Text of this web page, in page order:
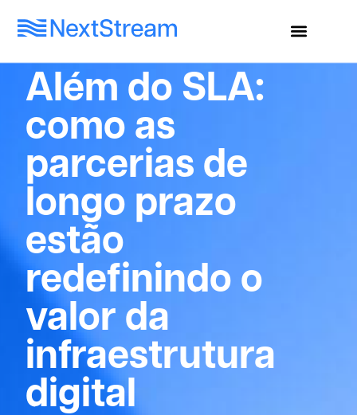
Além do SLA:
como as
parcerias de
longo prazo
estão
redefinindo o
valor da
infraestrutura
digital